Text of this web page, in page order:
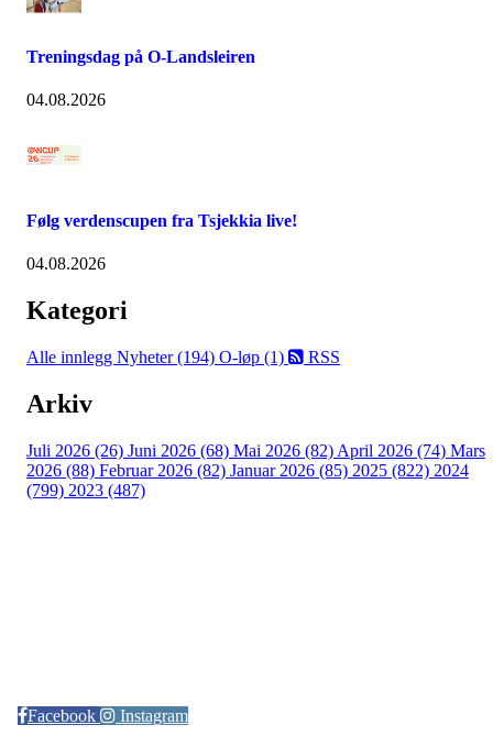
Treningsdag på O-Landsleiren
04.08.2026
Følg verdenscupen fra Tsjekkia live!
04.08.2026
Kategori
Alle innlegg Nyheter (194) O-løp (1) RSS
Arkiv
Juli 2026 (26) Juni 2026 (68) Mai 2026 (82) April 2026 (74) Mars
2026 (88) Februar 2026 (82) Januar 2026 (85) 2025 (822) 2024
(799) 2023 (487)
Facebook Instagram